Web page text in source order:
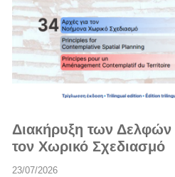
Διακήρυξη των Δελφών
τον Χωρικό Σχεδιασμό
23/07/2026